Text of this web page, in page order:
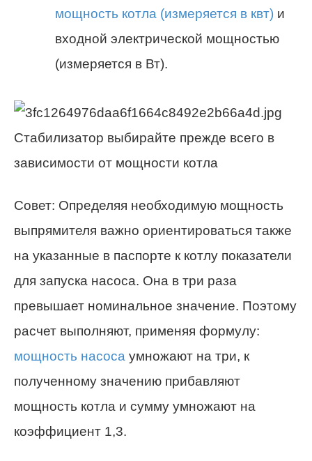
мощность котла (измеряется в квт) и
входной электрической мощностью
(измеряется в Вт).
Стабилизатор выбирайте прежде всего в
зависимости от мощности котла
Совет: Определяя необходимую мощность
выпрямителя важно ориентироваться также
на указанные в паспорте к котлу показатели
для запуска насоса. Она в три раза
превышает номинальное значение. Поэтому
расчет выполняют, применяя формулу:
мощность насоса умножают на три, к
полученному значению прибавляют
мощность котла и сумму умножают на
коэффициент 1,3.